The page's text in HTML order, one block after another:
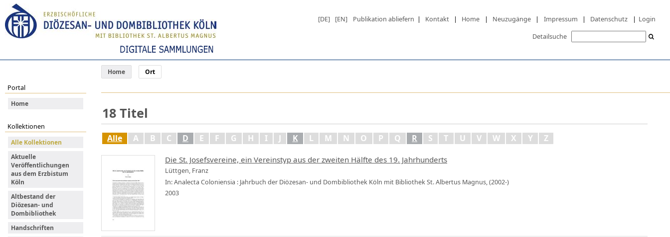
[DE] [EN] Publikation abliefern | Kontakt | Home | Neuzugänge | Impressum | Datenschutz | Login
Detailsuche
Home Ort
Portal
Home
Kollektionen
Alle Kollektionen
Aktuelle
Veröffentlichungen
aus dem Erzbistum
Köln
Altbestand der
Diözesan- und
Dombibliothek
Handschriften
18 Titel
Alle A B C D E F G H I J K L M N O P Q R S T U V W X Y Z
Die St. Josefsvereine, ein Vereinstyp aus der zweiten Hälfte des 19. Jahrhunderts
Lüttgen, Franz
In: Analecta Coloniensia : Jahrbuch der Diözesan- und Dombibliothek Köln mit Bibliothek St. Albertus Magnus, (2002-)
2003